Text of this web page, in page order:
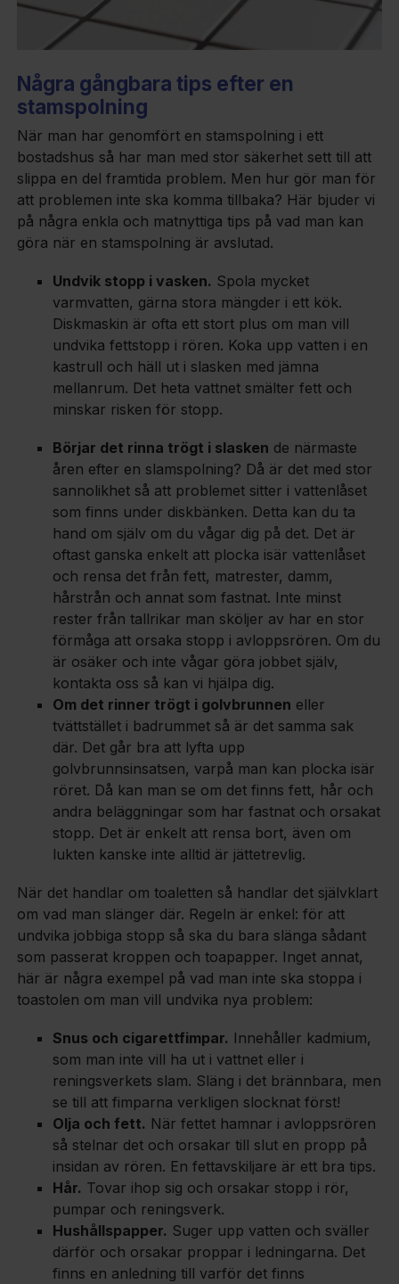
Några gångbara tips efter en
stamspolning
När man har genomfört en stamspolning i ett
bostadshus så har man med stor säkerhet sett till att
slippa en del framtida problem. Men hur gör man för
att problemen inte ska komma tillbaka? Här bjuder vi
på några enkla och matnyttiga tips på vad man kan
göra när en stamspolning är avslutad.
Undvik stopp i vasken. Spola mycket
varmvatten, gärna stora mängder i ett kök.
Diskmaskin är ofta ett stort plus om man vill
undvika fettstopp i rören. Koka upp vatten i en
kastrull och häll ut i slasken med jämna
mellanrum. Det heta vattnet smälter fett och
minskar risken för stopp.
Börjar det rinna trögt i slasken de närmaste
åren efter en slamspolning? Då är det med stor
sannolikhet så att problemet sitter i vattenlåset
som finns under diskbänken. Detta kan du ta
hand om själv om du vågar dig på det. Det är
oftast ganska enkelt att plocka isär vattenlåset
och rensa det från fett, matrester, damm,
hårstrån och annat som fastnat. Inte minst
rester från tallrikar man sköljer av har en stor
förmåga att orsaka stopp i avloppsrören. Om du
är osäker och inte vågar göra jobbet själv,
kontakta oss så kan vi hjälpa dig.
Om det rinner trögt i golvbrunnen eller
tvättstället i badrummet så är det samma sak
där. Det går bra att lyfta upp
golvbrunnsinsatsen, varpå man kan plocka isär
röret. Då kan man se om det finns fett, hår och
andra beläggningar som har fastnat och orsakat
stopp. Det är enkelt att rensa bort, även om
lukten kanske inte alltid är jättetrevlig.
När det handlar om toaletten så handlar det självklart
om vad man slänger där. Regeln är enkel: för att
undvika jobbiga stopp så ska du bara slänga sådant
som passerat kroppen och toapapper. Inget annat,
här är några exempel på vad man inte ska stoppa i
toastolen om man vill undvika nya problem:
Snus och cigarettfimpar. Innehåller kadmium,
som man inte vill ha ut i vattnet eller i
reningsverkets slam. Släng i det brännbara, men
se till att fimparna verkligen slocknat först!
Olja och fett. När fettet hamnar i avloppsrören
så stelnar det och orsakar till slut en propp på
insidan av rören. En fettavskiljare är ett bra tips.
Hår. Tovar ihop sig och orsakar stopp i rör,
pumpar och reningsverk.
Hushållspapper. Suger upp vatten och sväller
därför och orsakar proppar i ledningarna. Det
finns en anledning till varför det finns